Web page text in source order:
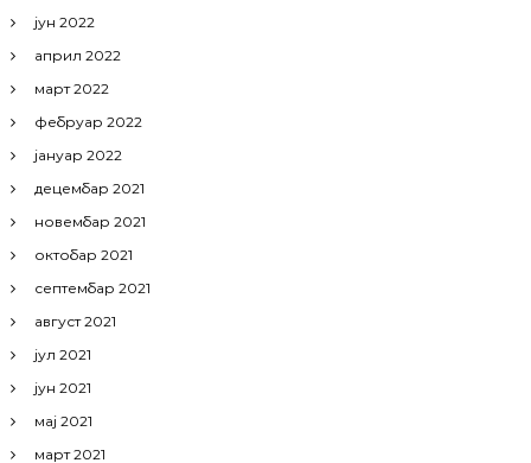
јун 2022
април 2022
март 2022
фебруар 2022
јануар 2022
децембар 2021
новембар 2021
октобар 2021
септембар 2021
август 2021
јул 2021
јун 2021
мај 2021
март 2021